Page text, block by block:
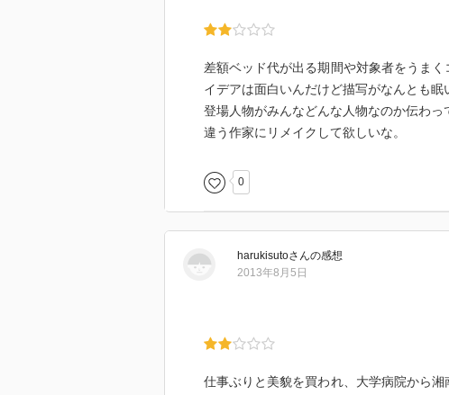
差額ベッド代が出る期間や対象者をうま
イデアは面白いんだけど描写がなんとも眠
登場人物がみんなどんな人物なのか伝わっ
違う作家にリメイクして欲しいな。
0
harukisutoさんの感想
2013年8月5日
仕事ぶりと美貌を買われ、大学病院から湘